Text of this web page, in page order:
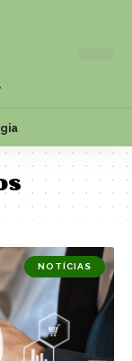
NOTÍCIAS